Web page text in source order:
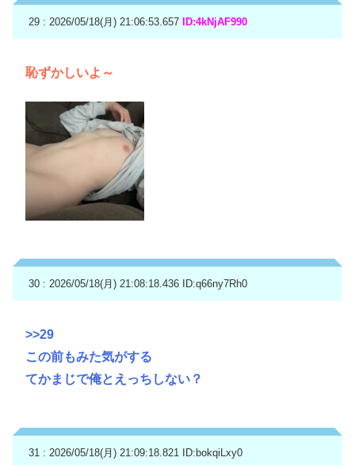
29 : 2026/05/18(月) 21:06:53.657 ID:4kNjAF990
恥ずかしいよ～
30 : 2026/05/18(月) 21:08:18.436 ID:q66ny7Rh0
>>29
この前もみた気がする
てかまじで俺とえっちしない？
31 : 2026/05/18(月) 21:09:18.821 ID:bokqiLxy0